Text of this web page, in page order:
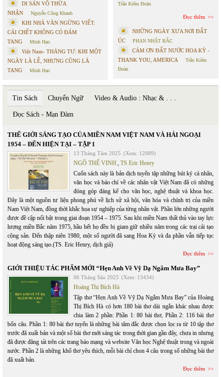
DI SẢN VÔ THỪA
NHẬN
Nguyễn Công Khanh
KHI NHÀ VĂN NGỪNG VIẾT:
CÁI CHẾT KHÔNG CÓ ĐÁM
TANG
Minh Hạo
Việt Nam- THÁNG TƯ: KHI MỘT
NGÀY LÀ LỄ, NHƯNG CŨNG LÀ
TANG
Minh Hạo
Trần Kiêm Đoàn
Đọc thêm
NHỮNG NGÀY XƯA NƠI ĐẤT
ÚC
PHAN NHẬT BẮC
CÁM ƠN ĐẤT NƯỚC HOA KỲ -
THANK YOU, AMERICA
Trần Kiêm
Đoàn
Tin Sách Chuyển Ngữ Video & Audio : Nhạc & . . .
Đọc Sách - Mạn Đàm
THẾ GIỚI SÁNG TẠO CỦA MIỀN NAM VIỆT NAM VÀ HẢI NGOẠI
1954 – ĐẾN HIỆN TẠI – TẬP 1
13 Tháng Tám 2025 (Xem: 12089)
NGÔ THẾ VINH, TS Eric Henry
Cuốn sách này là bản dịch tuyển tập những bút ký cá nhân,
văn học và báo chí về các nhân vật Việt Nam đã có những
đóng góp đáng kể cho văn học, nghệ thuật và khoa học.
Đây là một nguồn tư liệu phong phú về lịch sử xã hội, văn hóa và chính trị của miền
Nam Việt Nam, đồng thời khắc họa sự nghiệp của từng nhân vật. Phần lớn những người
được đề cập nổi bật trong giai đoạn 1954 – 1975. Sau khi miền Nam thất thủ vào tay lực
lượng miền Bắc năm 1975, hầu hết họ đều bị giam giữ nhiều năm trong các trại cải tạo
cộng sản. Đến thập niên 1980, một số người đã sang Hoa Kỳ và đa phần vẫn tiếp tục
hoạt động sáng tạo.(TS. Eric Henry, dịch giả)
Đọc thêm
GIỚI THIỆU TÁC PHẨM MỚI “Hẹn Anh Về Vỹ Dạ Ngắm Mưa Bay”
06 Tháng Sáu 2025 (Xem: 13434)
Hoàng Thị Bích Hà
Tập thơ “Hẹn Anh Về Vỹ Dạ Ngắm Mưa Bay” của Hoàng
Thị Bích Hà có hơn 180 bài thơ dài ngắn khác nhau được
chia làm 2 phần: Phần 1: 80 bài thơ, Phần 2: 116 bài thơ
bốn câu. Phần 1: 80 bài thơ tuyển là những bài tâm đắc được chọn lọc ra từ 10 tập thơ
trước đã xuất bản và một số bài thơ mới sáng tác trong thời gian gần đây, chưa in nhưng
đã được đăng tải trên các trang báo mạng và website Văn học Nghệ thuật trong và ngoài
nước. Phần 2 là những khổ thơ yêu thích, mỗi bài chỉ chon 4 câu trong số những bài thơ
đã xuất bản.
Đọc thêm